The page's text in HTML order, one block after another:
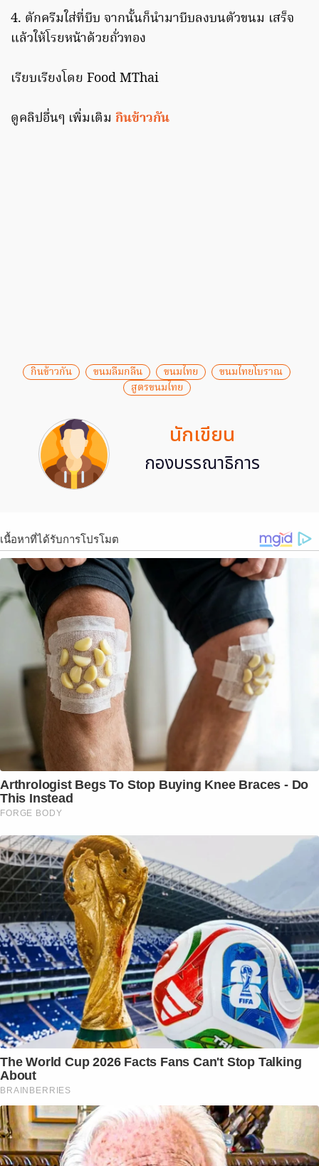
4. ตักครีมใส่ที่บีบ จากนั้นก็นำมาบีบลงบนตัวขนม เสร็จ
แล้วให้โรยหน้าด้วยถั่วทอง
เรียบเรียงโดย Food MThai
ดูคลิปอื่นๆ เพิ่มเติม กินข้าวกัน
กินข้าวกัน ขนมลืมกลืน ขนมไทย
ขนมไทยโบราณ
สูตรขนมไทย
นักเขียน
กองบรรณาธิการ
เนื้อหาที่ได้รับการโปรโมต
Arthrologist Begs To Stop Buying Knee Braces - Do
This Instead
FORGE BODY
The World Cup 2026 Facts Fans Can't Stop Talking
About
BRAINBERRIES